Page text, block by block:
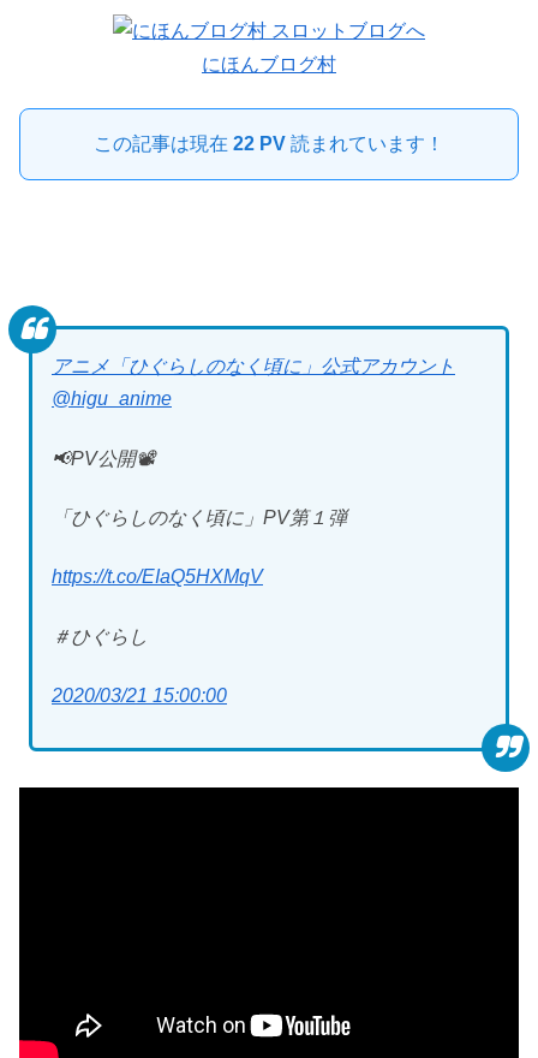
にほんブログ村
この記事は現在 22 PV 読まれています！
アニメ「ひぐらしのなく頃に」公式アカウント
@higu_anime
📢PV公開📽️
「ひぐらしのなく頃に」PV第１弾
https://t.co/EIaQ5HXMqV
＃ひぐらし
2020/03/21 15:00:00